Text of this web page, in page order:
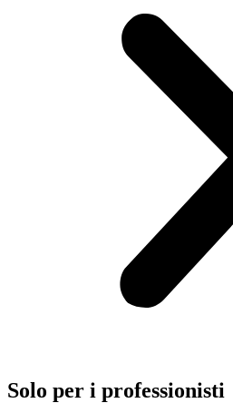
Solo per i professionisti